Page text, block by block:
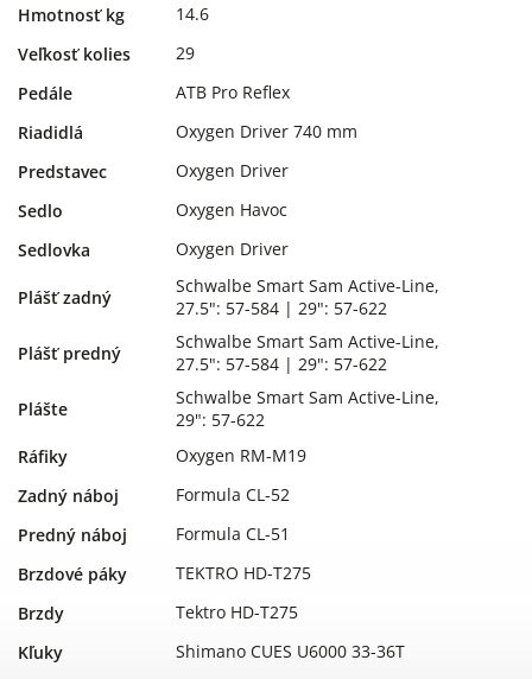
Hmotnosť kg
14.6
Veľkosť kolies
29
Pedále
ATB Pro Reflex
Riadidlá
Oxygen Driver 740 mm
Predstavec
Oxygen Driver
Sedlo
Oxygen Havoc
Sedlovka
Oxygen Driver
Plášť zadný
Schwalbe Smart Sam Active-Line,
27.5": 57-584 | 29": 57-622
Plášť predný
Schwalbe Smart Sam Active-Line,
27.5": 57-584 | 29": 57-622
Plášte
Schwalbe Smart Sam Active-Line,
29": 57-622
Ráfiky
Oxygen RM-M19
Zadný náboj
Formula CL-52
Predný náboj
Formula CL-51
Brzdové páky
TEKTRO HD-T275
Brzdy
Tektro HD-T275
Kľuky
Shimano CUES U6000 33-36T